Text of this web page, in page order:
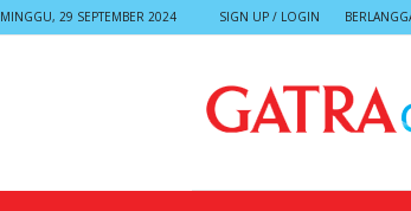
MINGGU, 29 SEPTEMBER 2024 SIGN UP / LOGIN